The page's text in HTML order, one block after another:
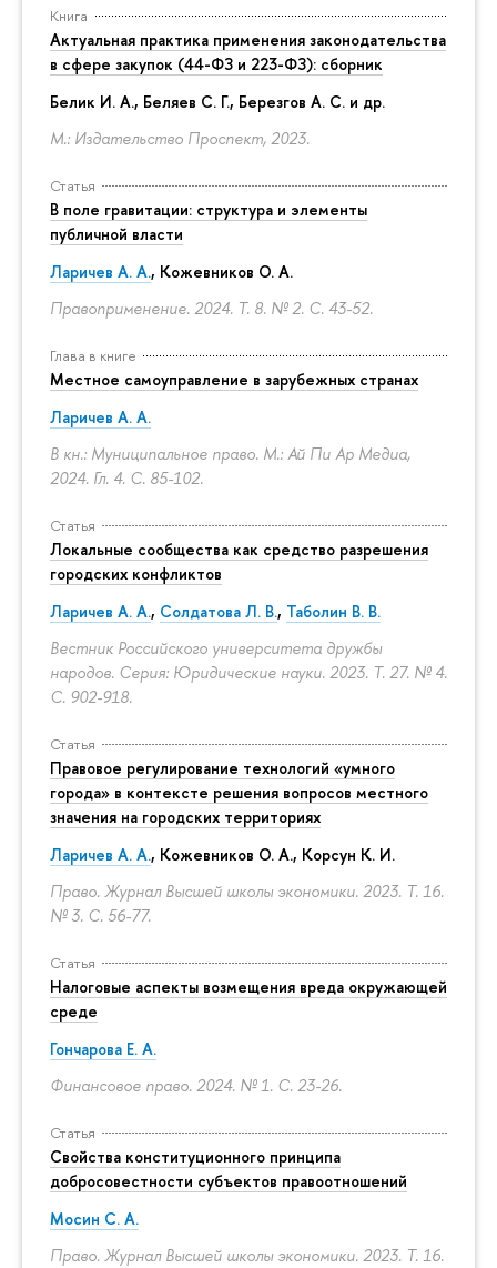
Книга
Актуальная практика применения законодательства
в сфере закупок (44-ФЗ и 223-ФЗ): сборник
Белик И. А., Беляев С. Г., Березгов А. С. и др.
М.: Издательство Проспект, 2023.
Статья
В поле гравитации: структура и элементы
публичной власти
Ларичев А. А., Кожевников О. А.
Правоприменение. 2024. Т. 8. № 2. С. 43-52.
Глава в книге
Местное самоуправление в зарубежных странах
Ларичев А. А.
В кн.: Муниципальное право. М.: Ай Пи Ар Медиа,
2024. Гл. 4. С. 85-102.
Статья
Локальные сообщества как средство разрешения
городских конфликтов
Ларичев А. А., Солдатова Л. В., Таболин В. В.
Вестник Российского университета дружбы
народов. Серия: Юридические науки. 2023. Т. 27. № 4.
С. 902-918.
Статья
Правовое регулирование технологий «умного
города» в контексте решения вопросов местного
значения на городских территориях
Ларичев А. А., Кожевников О. А., Корсун К. И.
Право. Журнал Высшей школы экономики. 2023. Т. 16.
№ 3. С. 56-77.
Статья
Налоговые аспекты возмещения вреда окружающей
среде
Гончарова Е. А.
Финансовое право. 2024. № 1. С. 23-26.
Статья
Свойства конституционного принципа
добросовестности субъектов правоотношений
Мосин С. А.
Право. Журнал Высшей школы экономики. 2023. Т. 16.